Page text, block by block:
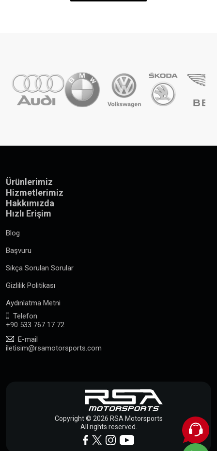
Ürünlerimiz
Hizmetlerimiz
Hakkımızda
Hızlı Erişim
Blog
Başvuru
Sıkça Sorulan Sorular
Gizlilik Politikası
Aydınlatma Metni
Telefon
+90 533 767 17 72
E-mail
iletisim@rsamotorsports.com
Copyright © 2026 RSA Motorsports
All rights reserved.